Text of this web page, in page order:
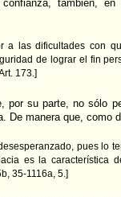
también,
a las dificultades con
de lograr el fin
173.]
por su parte, no sólo
De manera que, como
pues lo
es la característica
35-1116a, 5.]